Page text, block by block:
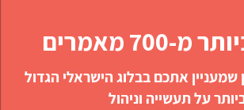
700 מאמרים
אתכם בבלוג הישראלי הגדול
על תעשייה וניהול